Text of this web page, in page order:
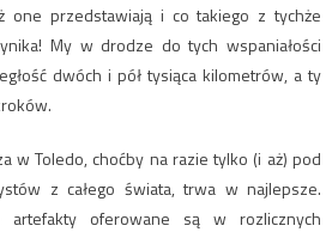
one przedstawiają i co takiego z tychże
My w drodze do tych wspaniałości
dwóch i pół tysiąca kilometrów, a ty
w Toledo, choćby na razie tylko (i aż) pod
z całego świata, trwa w najlepsze.
artefakty oferowane są w rozlicznych